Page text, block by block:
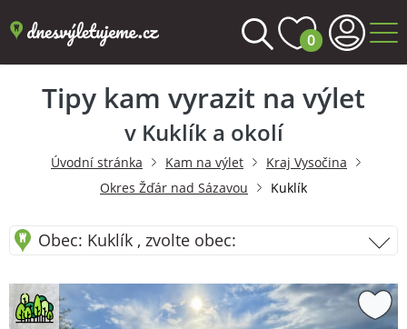
0
Tipy kam vyrazit na výlet
v Kuklík a okolí
Úvodní stránka Kam na výlet
Kraj Vysočina
Okres Žďár nad Sázavou
Kuklík
Obec: Kuklík , zvolte obec: